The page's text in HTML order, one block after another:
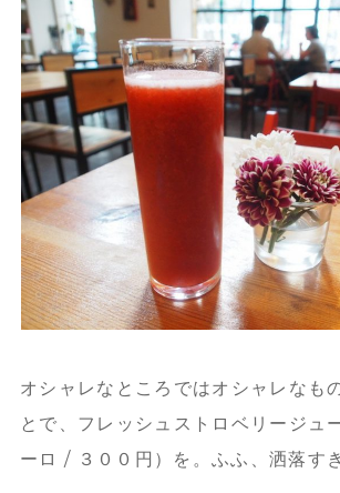
オシャレなところではオシャレなも
とで、フレッシュストロベリージュ
ーロ / ３００円）を。ふふ、洒落す